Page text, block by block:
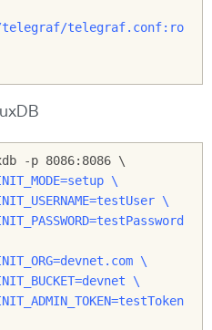
telegraf.conf:ro